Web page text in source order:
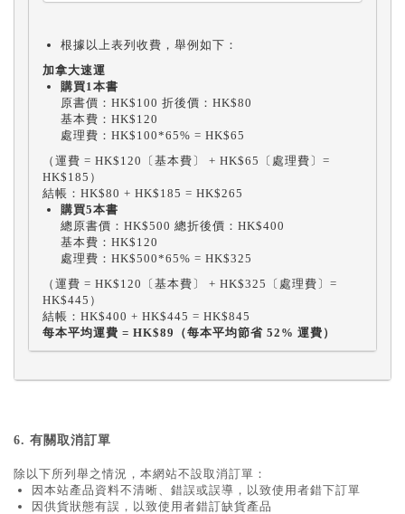
根據以上表列收費，舉例如下：
加拿大速運
購買1本書
原書價：HK$100 折後價：HK$80
基本費：HK$120
處理費：HK$100*65% = HK$65
（運費 = HK$120〔基本費〕 + HK$65〔處理費〕=
HK$185）
結帳：HK$80 + HK$185 = HK$265
購買5本書
總原書價：HK$500 總折後價：HK$400
基本費：HK$120
處理費：HK$500*65% = HK$325
（運費 = HK$120〔基本費〕 + HK$325〔處理費〕=
HK$445）
結帳：HK$400 + HK$445 = HK$845
每本平均運費 = HK$89 （每本平均節省 52% 運費）
6. 有關取消訂單
除以下所列舉之情況，本網站不設取消訂單：
因本站產品資料不清晰、錯誤或誤導，以致使用者錯下訂單
因供貨狀態有誤，以致使用者錯訂缺貨產品